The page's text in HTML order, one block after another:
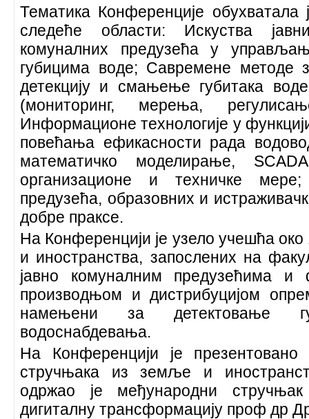
Тематика Конференције обухватала
следеће области: Искуства
комуналних предузећа у
губицима воде; Савремене методе
детекцију и смањење губитака
(мониторинг, мерења,
Информационе технологије у
повећања ефикасности рада
математичко моделирање,
организационе и техничке
предузећа, образовних и
добре праксе.
На Конференцији је узело учешћа
и иностранства, запослених на
јавно комуналним предузећима
производњом и дистрибуцијом
намењени за детектовање
водоснабдевања.
На Конференцији је
стручњака из земље и
одржао је међународни
дигиталну трансформацију проф др